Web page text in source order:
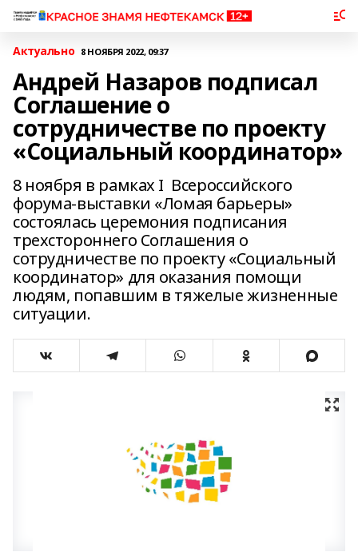
Актуально 8 НОЯБРЯ 2022, 09:37
Андрей Назаров подписал
Соглашение о
сотрудничестве по проекту
«Социальный координатор»
8 ноября в рамках I Всероссийского
форума-выставки «Ломая барьеры»
состоялась церемония подписания
трехстороннего Соглашения о
сотрудничестве по проекту «Социальный
координатор» для оказания помощи
людям, попавшим в тяжелые жизненные
ситуации.